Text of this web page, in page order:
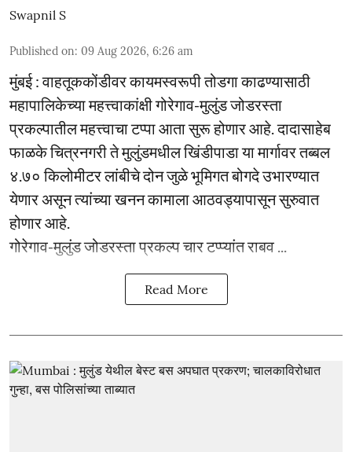
Swapnil S
Published on: 09 Aug 2026, 6:26 am
मुंबई : वाहतूककोंडीवर कायमस्वरूपी तोडगा काढण्यासाठी
महापालिकेच्या महत्त्वाकांक्षी गोरेगाव-मुलुंड जोडरस्ता
प्रकल्पातील महत्त्वाचा टप्पा आता सुरू होणार आहे. दादासाहेब
फाळके चित्रनगरी ते मुलुंडमधील खिंडीपाडा या मार्गावर तब्बल
४.७० किलोमीटर लांबीचे दोन जुळे भूमिगत बोगदे उभारण्यात
येणार असून त्यांच्या खनन कामाला आठवड्यापासून सुरुवात
होणार आहे.
गोरेगाव-मुलुंड जोडरस्ता प्रकल्प चार टप्प्यांत राबव ...
Read More